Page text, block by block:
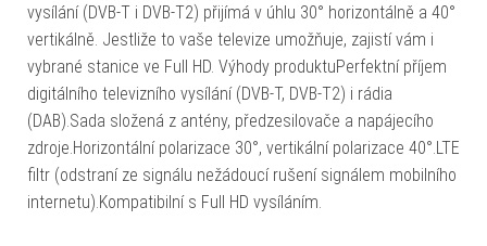
vysílání (DVB-T i DVB-T2) přijímá v úhlu 30° horizontálně a 40°
vertikálně. Jestliže to vaše televize umožňuje, zajistí vám i
vybrané stanice ve Full HD. Výhody produktuPerfektní příjem
digitálního televizního vysílání (DVB-T, DVB-T2) i rádia
(DAB).Sada složená z antény, předzesilovače a napájecího
zdroje.Horizontální polarizace 30°, vertikální polarizace 40°.LTE
filtr (odstraní ze signálu nežádoucí rušení signálem mobilního
internetu).Kompatibilní s Full HD vysíláním.